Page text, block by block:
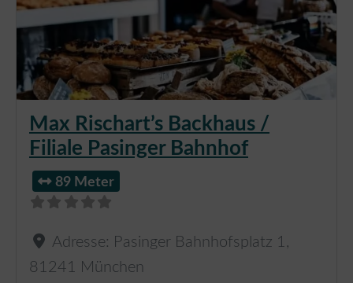
Max Rischart’s Backhaus /
Filiale Pasinger Bahnhof
89 Meter
Adresse: Pasinger Bahnhofsplatz 1 ,
81241 München